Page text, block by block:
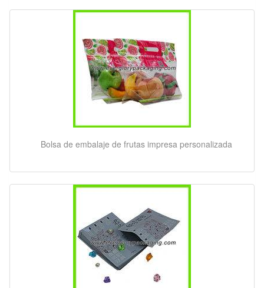
Bolsa de embalaje de frutas impresa personalizada